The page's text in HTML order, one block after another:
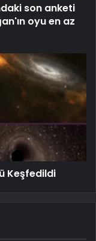
son anketi
oyu en az
Keşfedildi